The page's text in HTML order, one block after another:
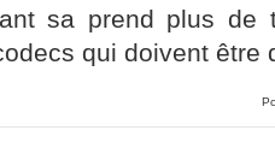
sa prend plus de
qui doivent être